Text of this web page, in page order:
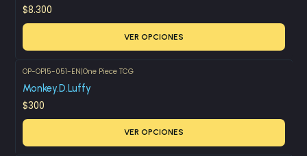
$8.300
VER OPCIONES
OP-OP15-051-EN|One Piece TCG
Monkey.D.Luffy
$300
VER OPCIONES